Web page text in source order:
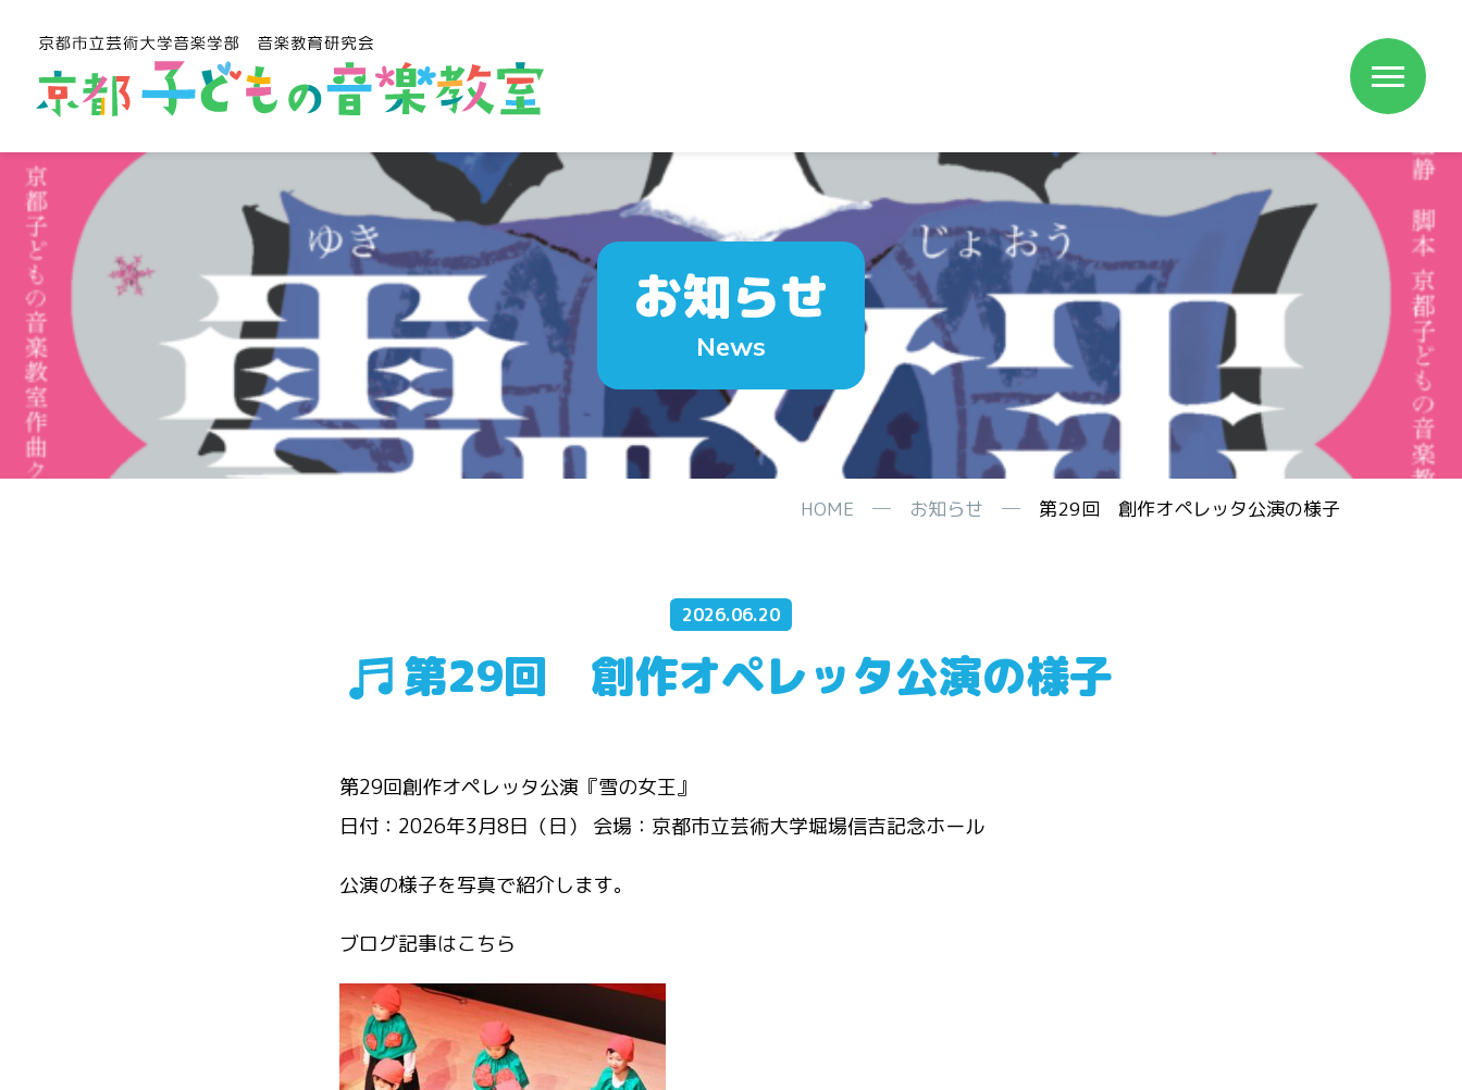
お知らせ
News
HOME ─ お知らせ ─ 第29回 創作オペレッタ公演の様子
2026.06.20
第29回 創作オペレッタ公演の様子
第29回創作オペレッタ公演『雪の女王』
日付：2026年3月8日（日） 会場：京都市立芸術大学堀場信吉記念ホール
公演の様子を写真で紹介します。
ブログ記事はこちら